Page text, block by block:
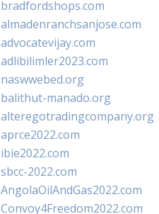
bradfordshops.com
almadenranchsanjose.com
advocatevijay.com
adlibilimler2023.com
naswwebed.org
balithut-manado.org
alteregotradingcompany.org
aprce2022.com
ibie2022.com
sbcc-2022.com
AngolaOilAndGas2022.com
Convoy4Freedom2022.com